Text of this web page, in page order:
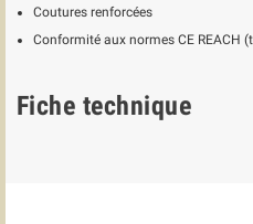
Coutures renforcées
Conformité aux normes CE REACH
Fiche technique